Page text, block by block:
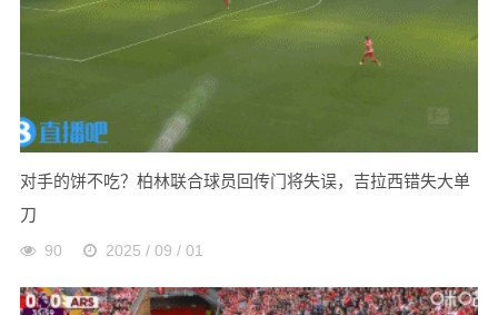
对手的饼不吃？柏林联合球员回传门将失误，吉拉西错失大单
刀
90 2025 / 09 / 01